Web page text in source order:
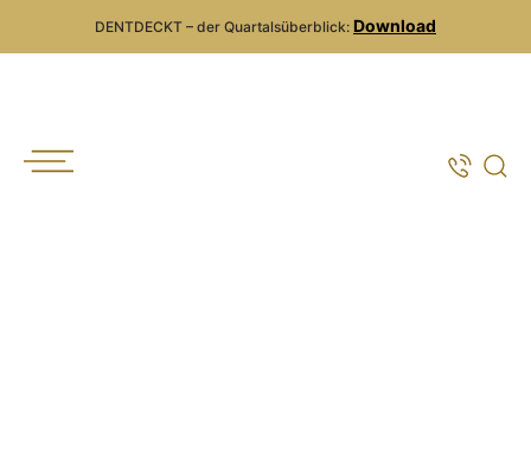
DENTDECKT – der Quartalsüberblick: Download